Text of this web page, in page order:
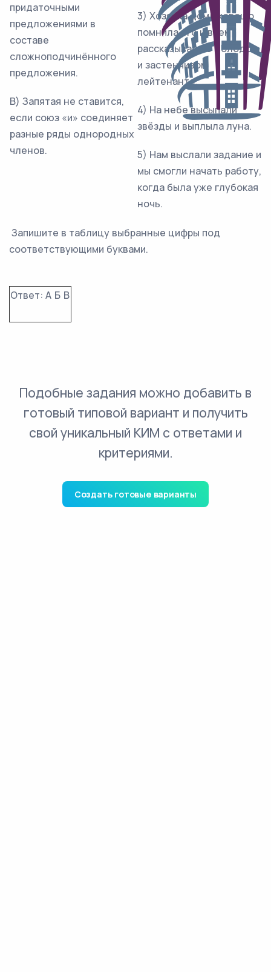
придаточными
предложениями в
составе
сложноподчинённого
предложения.
В) Запятая не ставится,
если союз «и» соединяет
разные ряды однородных
членов.
3) Хозяйка дома хорошо
помнила его и всем
рассказывала о молодом
и застенчивом
лейтенанте.
4) На небе высыпали
звёзды и выплыла луна.
5) Нам выслали задание и
мы смогли начать работу,
когда была уже глубокая
ночь.
Запишите в таблицу выбранные цифры под
соответствующими буквами.
Ответ: А Б В
Подобные задания можно добавить в
готовый типовой вариант и получить
свой уникальный КИМ с ответами и
критериями.
Создать готовые варианты